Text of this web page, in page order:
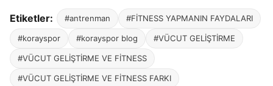
Etiketler: #antrenman #FİTNESS YAPMANIN FAYDALARI
#korayspor #korayspor blog #VÜCUT GELİŞTİRME
#VÜCUT GELİŞTİRME VE FİTNESS
#VÜCUT GELİŞTİRME VE FİTNESS FARKI